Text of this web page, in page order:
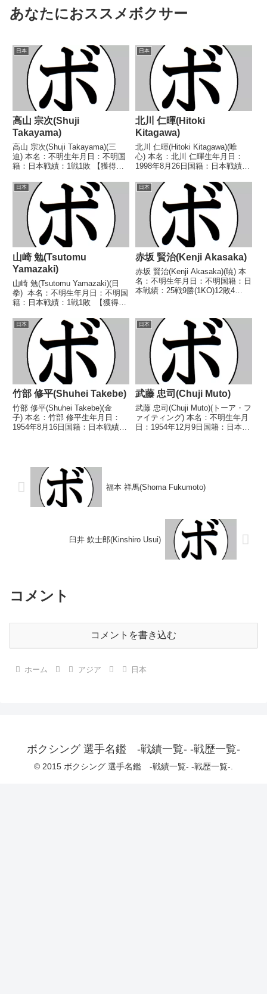
あなたにおススメボクサー
日本
高山 宗次(Shuji
Takayama)
高山 宗次(Shuji Takayama)(三
迫) 本名：不明生年月日：不明国
籍：日本戦績：1戦1敗 【獲得タ
1985/03/28 ●1RKO 佐々木 英
信(石川) 【補足情報】・のちに日
本ウェルター級王座へ挑戦する
佐...
日本
北川 仁暉(Hitoki
Kitagawa)
北川 仁暉(Hitoki Kitagawa)(唯
心) 本名：北川 仁暉生年月日：
1998年8月26日国籍：日本戦績：
トル】なし 【戦歴】
2017/06/11 △4R判定 (37-39、
38-38、38-...
日本
山崎 勉(Tsutomu
Yamazaki)
山崎 勉(Tsutomu Yamazaki)(日
拳) 本名：不明生年月日：不明国
籍：日本戦績：1戦1敗 【獲得タ
1947/09/27 ●判定 (ラウンド/採
点不明) 林 不二夫(ベア) 【補
足情報】・戦績/戦...
日本
赤坂 賢治(Kenji Akasaka)
赤坂 賢治(Kenji Akasaka)(暁) 本
名：不明生年月日：不明国籍：日
本戦績：25戦9勝(1KO)12敗4
不明) 高倉 裕二(東京ボーリン
グ)1964/01...
日本
竹部 修平(Shuhei Takebe)
竹部 修平(Shuhei Takebe)(金
子) 本名：竹部 修平生年月日：
1954年8月16日国籍：日本戦績：
(アベ)1974/0...
日本
武藤 忠司(Chuji Muto)
武藤 忠司(Chuji Muto)(トーア・フ
ァイティング) 本名：不明生年月
日：1954年12月9日国籍：日本戦
福本 祥馬(Shoma Fukumoto)
臼井 欽士郎(Kinshiro Usui)
コメント
コメントを書き込む
ホーム アジア 日本
ボクシング 選手名鑑 -戦績一覧- -戦歴一覧-
© 2015 ボクシング 選手名鑑 -戦績一覧- -戦歴一覧-.